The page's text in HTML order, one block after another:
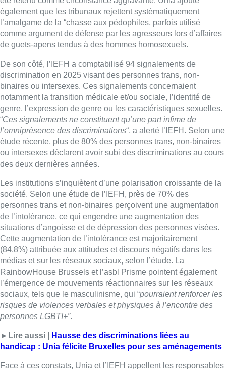
étude récente, plus de 80% des personnes trans, non-binaires
ou intersexes déclarent avoir subi des discriminations au cours
des deux dernières années.
Les institutions s’inquiètent d’une polarisation croissante de la
société. Selon une étude de l’IEFH, près de 70% des
personnes trans et non-binaires perçoivent une augmentation
de l’intolérance, ce qui engendre une augmentation des
situations d’angoisse et de dépression des personnes visées.
Cette augmentation de l’intolérance est majoritairement
(84,8%) attribuée aux attitudes et discours négatifs dans les
médias et sur les réseaux sociaux, selon l’étude. La
RainbowHouse Brussels et l’asbl Prisme pointent également
l’émergence de mouvements réactionnaires sur les réseaux
sociaux, tels que le masculinisme, qui “pourraient renforcer les
risques de violences verbales et physiques à l’encontre des
personnes LGBTI+”.
►Lire aussi | Hausse des discriminations liées au
handicap : Unia félicite Bruxelles pour ses aménagements
Face à ces constats, Unia et l’IEFH appellent les responsables
politiques à renforcer la prévention et la réponse judiciaire,
recommandent une meilleure prise en charge des victimes, et
plaident pour une formation continue des acteurs éducatifs.
“Nous aurions tort de penser que la lutte contre l’homophobie
et la biphobie ait été gagnée”, a déclaré Patrick Charlier,
directeur d’Unia. “Malheureusement les discriminations et les
actes de violence persistent et évoluent avec des discours
réactionnaires nouveaux.